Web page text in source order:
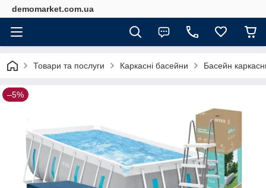
demomarket.com.ua
Товари та послуги Каркасні басейни Басейн
–5%